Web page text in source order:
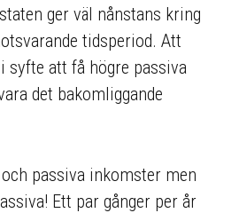
ger väl nånstans kring
tidsperiod. Att
syfte att få högre passiva
det bakomliggande
passiva inkomster men
Ett par gånger per år